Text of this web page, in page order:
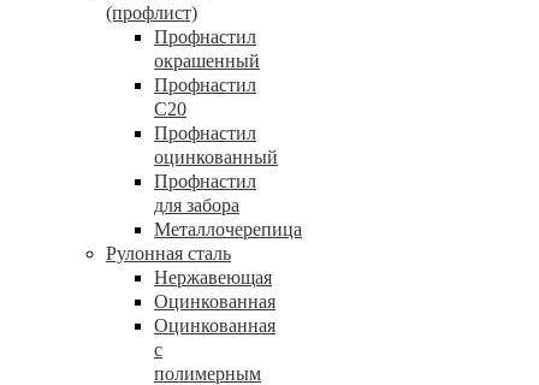
(профлист)
Профнастил
окрашенный
Профнастил
С20
Профнастил
оцинкованный
Профнастил
для забора
Металлочерепица
Рулонная сталь
Нержавеющая
Оцинкованная
Оцинкованная
с
полимерным